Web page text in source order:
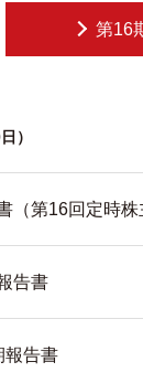
第16
）
（第16回定時株
告書
報告書